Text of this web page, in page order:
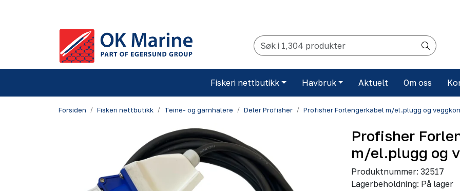
Fiskeri nettbutikk Havbruk Aktuelt Om oss
Forsiden Fiskeri nettbutikk Teine- og garnhalere Deler Profisher Profisher Forlengerkabel m/el.plugg og
Profisher
m/el.plugg og
Produktnummer: 32517
Lagerbeholdning: På lager